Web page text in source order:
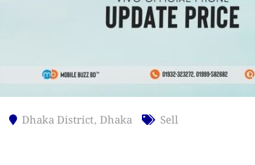
Dhaka District, Dhaka Sell